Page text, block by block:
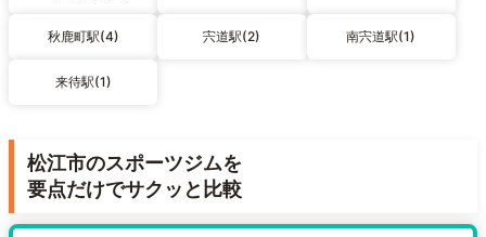
秋鹿町駅(4) 宍道駅(2) 南宍道駅(1)
来待駅(1)
松江市のスポーツジムを
要点だけでサクッと比較